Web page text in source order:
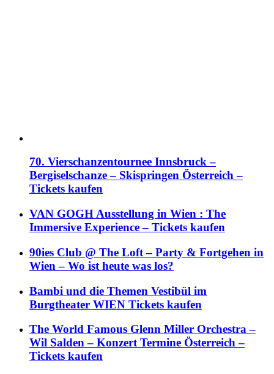
70. Vierschanzentournee Innsbruck –
Bergiselschanze – Skispringen Österreich –
Tickets kaufen
VAN GOGH Ausstellung in Wien : The
Immersive Experience – Tickets kaufen
90ies Club @ The Loft – Party & Fortgehen in
Wien – Wo ist heute was los?
Bambi und die Themen Vestibül im
Burgtheater WIEN Tickets kaufen
The World Famous Glenn Miller Orchestra –
Wil Salden – Konzert Termine Österreich –
Tickets kaufen